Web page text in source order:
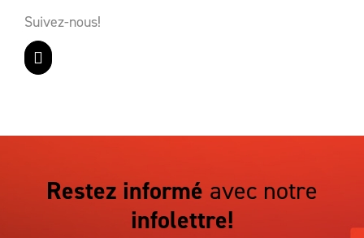
Suivez-nous!
Restez informé avec notre
infolettre!